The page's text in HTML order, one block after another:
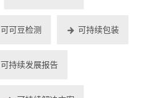
可可豆检测 可持续包装
可持续发展报告